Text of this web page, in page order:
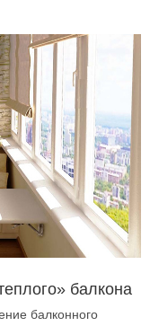
балкона
балконного